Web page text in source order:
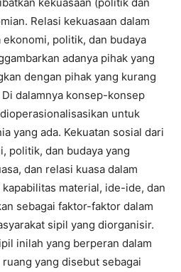
Relasi kekuasaan dalam
politik, dan budaya
adanya pihak yang
dengan pihak yang kurang
dalamnya konsep-konsep
untuk
yang ada. Kekuatan sosial dari
politik, dan budaya yang
dan relasi kuasa dalam
material, ide-ide, dan
sebagai faktor-faktor dalam
sipil yang diorganisir.
inilah yang berperan dalam
yang disebut sebagai